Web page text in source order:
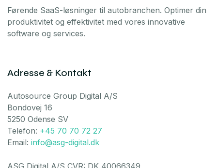
Førende SaaS-løsninger til autobranchen. Optimer din
produktivitet og effektivitet med vores innovative
software og services.
Adresse & Kontakt
Autosource Group Digital A/S
Bondovej 16
5250 Odense SV
Telefon: +45 70 70 72 27
Email: info@asg-digital.dk
ASG Digital A/S CVR: DK 40066349